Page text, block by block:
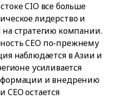
CIO все больше
лидерство и
стратегию компании.
CEO по-прежнему
наблюдается в Азии и
усиливается
и внедрению
остается